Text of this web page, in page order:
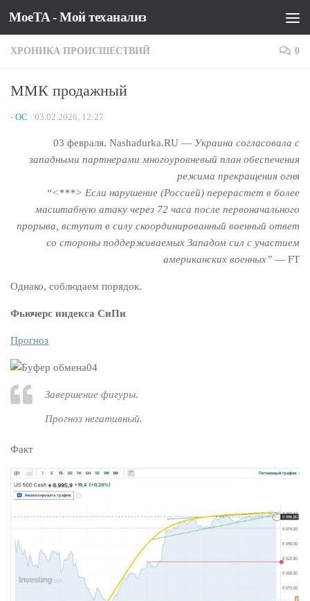
Перейти к содержимому
MoeTA - Мой теханализ
ХРОНИКА ПРОИСШЕСТВИЙ 0
ММК продажный
- OC · 03.02.2026, 12:27
03 февраля. Nashadurka.RU — Украина согласовала c
западными партнерами многоуровневый план обеспечения
режима прекращения огня
“<***> Если нарушение (Россией) перерастет в более
масштабную атаку через 72 часа после первоначального
прорыва, вступит в силу скоординированный военный ответ
со стороны поддерживаемых Западом сил с участием
американских военных” — FT
Однако, соблюдаем порядок.
Фьючерс индекса СиПи
Прогноз
Завершение фигуры.
Прогноз негативный.
Факт